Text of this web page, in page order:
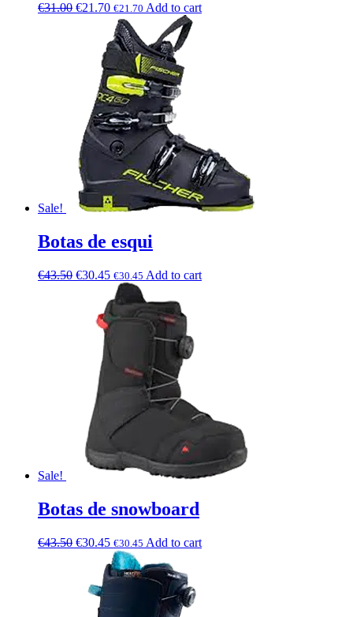
€31.00 €21.70 €21.70 Add to cart
Sale!
Botas de esqui
€43.50 €30.45 €30.45 Add to cart
Sale!
Botas de snowboard
€43.50 €30.45 €30.45 Add to cart